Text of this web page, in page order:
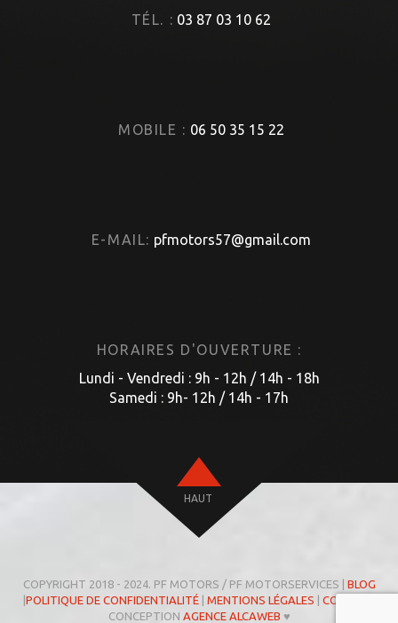
TÉL. : 03 87 03 10 62
MOBILE : 06 50 35 15 22
E-MAIL: pfmotors57@gmail.com
HORAIRES D'OUVERTURE :
Lundi - Vendredi : 9h - 12h / 14h - 18h
Samedi : 9h- 12h / 14h - 17h
HAUT
COPYRIGHT 2018 - 2024. PF MOTORS / PF MOTORSERVICES | BLOG
POLITIQUE DE CONFIDENTIALITÉ| MENTIONS LÉGALES COOKIES
CONCEPTION AGENCE ALCAWEB ♥